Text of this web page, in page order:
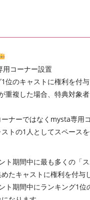
コーナー設置
のキャストに権利を付与
重複した場合、特典対象
ナーではなくmysta専用
トの1人としてスペースを
ト期間中に最も多くの「
たキャストに権利を付与
ト期間中にランキング1位